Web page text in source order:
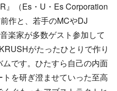
』（Es・U・Es Corporation
作と、若手のMCやDJ
楽家が多数ゲスト参加して
がたったひとりで作り
です。ひたすら自己の内面
を研ぎ澄ませていった至高